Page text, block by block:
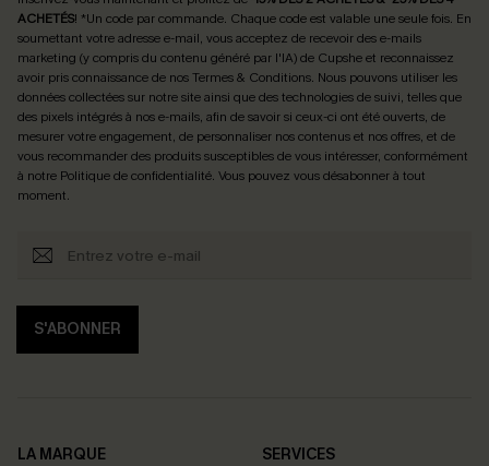
ACHETÉS! *Un code par commande. Chaque code est valable une seule fois. En
soumettant votre adresse e-mail, vous acceptez de recevoir des e-mails
marketing (y compris du contenu généré par l'IA) de Cupshe et reconnaissez
avoir pris connaissance de nosTermes & Conditions. Nous pouvons utiliser les
données collectées sur notre site ainsi que des technologies de suivi, telles que
des pixels intégrés à nos e-mails, afin de savoir si ceux-ci ont été ouverts, de
mesurer votre engagement, de personnaliser nos contenus et nos offres, et de
vous recommander des produits susceptibles de vous intéresser, conformément
à notre Politique de confidentialité. Vous pouvez vous désabonner à tout
moment.
S'ABONNER
LA MARQUE
SERVICES